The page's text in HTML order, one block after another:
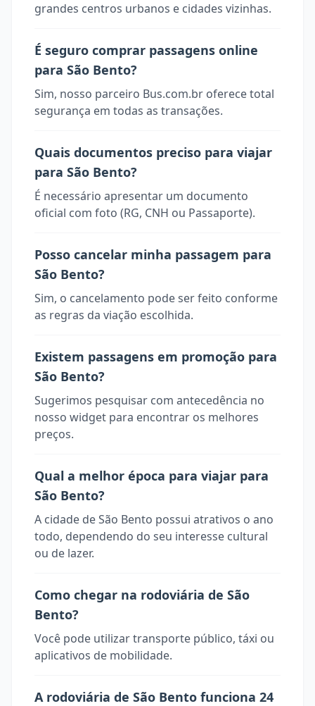
grandes centros urbanos e cidades vizinhas.
É seguro comprar passagens online
para São Bento?
Sim, nosso parceiro Bus.com.br oferece total
segurança em todas as transações.
Quais documentos preciso para viajar
para São Bento?
É necessário apresentar um documento
oficial com foto (RG, CNH ou Passaporte).
Posso cancelar minha passagem para
São Bento?
Sim, o cancelamento pode ser feito conforme
as regras da viação escolhida.
Existem passagens em promoção para
São Bento?
Sugerimos pesquisar com antecedência no
nosso widget para encontrar os melhores
preços.
Qual a melhor época para viajar para
São Bento?
A cidade de São Bento possui atrativos o ano
todo, dependendo do seu interesse cultural
ou de lazer.
Como chegar na rodoviária de São
Bento?
Você pode utilizar transporte público, táxi ou
aplicativos de mobilidade.
A rodoviária de São Bento funciona 24